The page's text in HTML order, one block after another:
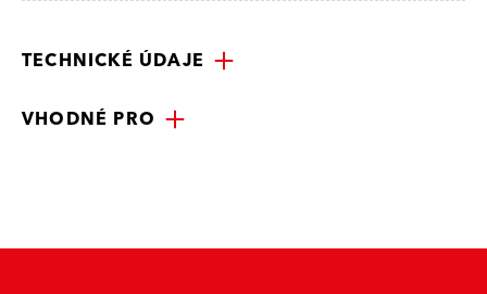
TECHNICKÉ ÚDAJE
VHODNÉ PRO